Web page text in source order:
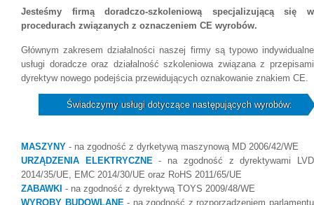
Jesteśmy firmą doradczo-szkoleniową specjalizującą się w
procedurach związanych z oznaczeniem CE wyrobów.
Głównym zakresem działalności naszej firmy są typowo indywidualne
usługi doradcze oraz działalność szkoleniowa związana z przepisami
dyrektyw nowego podejścia przewidujących oznakowanie znakiem CE.
Świadczymy usługi dotyczące następujących wyrobów:
MASZYNY - na zgodność z dyrketywą maszynową MD 2006/42/WE
URZĄDZENIA ELEKTRYCZNE- na zgodność z dyrektywami LVD
2014/35/UE, EMC 2014/30/UE oraz RoHS 2011/65/UE
ZABAWKI - na zgodność z dyrektywą TOYS 2009/48/WE
WYROBY BUDOWLANE- na zgodność z rozporządzeniem parlamentu